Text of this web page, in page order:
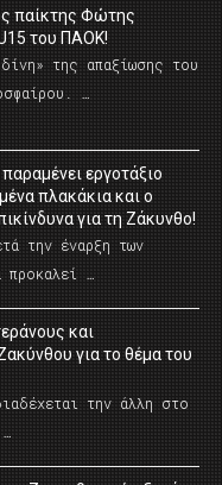
παίκτης Φώτης
του ΠΑΟΚ!
της απαξίωσης του
…
εργοτάξιο
πλακάκια και ο
για τη Ζάκυνθο!
την έναρξη των
…
και
για το θέμα του
την άλλη στο